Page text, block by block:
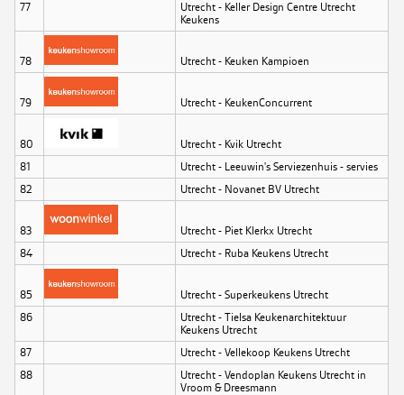
77
Utrecht - Keller Design Centre Utrecht
Keukens
78 Utrecht - Keuken Kampioen
79 Utrecht - KeukenConcurrent
80
Utrecht - Kvik Utrecht
81
Utrecht - Leeuwin's Serviezenhuis - servies
82
Utrecht - Novanet BV Utrecht
83
Utrecht - Piet Klerkx Utrecht
84
Utrecht - Ruba Keukens Utrecht
85
Utrecht - Superkeukens Utrecht
86
Utrecht - Tielsa Keukenarchitektuur
Keukens Utrecht
87
Utrecht - Vellekoop Keukens Utrecht
88
Utrecht - Vendoplan Keukens Utrecht in
Vroom & Dreesmann